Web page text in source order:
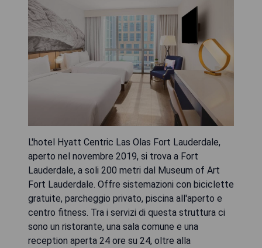
L'hotel Hyatt Centric Las Olas Fort Lauderdale,
aperto nel novembre 2019, si trova a Fort
Lauderdale, a soli 200 metri dal Museum of Art
Fort Lauderdale. Offre sistemazioni con biciclette
gratuite, parcheggio privato, piscina all'aperto e
centro fitness. Tra i servizi di questa struttura ci
sono un ristorante, una sala comune e una
reception aperta 24 ore su 24, oltre alla